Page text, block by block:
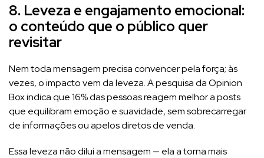
8. Leveza e engajamento emocional:
o conteúdo que o público quer
revisitar
Nem toda mensagem precisa convencer pela força; às
vezes, o impacto vem da leveza. A pesquisa da Opinion
Box indica que 16% das pessoas reagem melhor a posts
que equilibram emoção e suavidade, sem sobrecarregar
de informações ou apelos diretos de venda.
Essa leveza não dilui a mensagem — ela a torna mais